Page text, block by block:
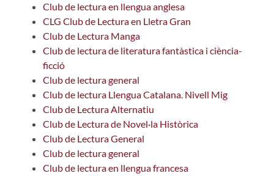
Club de lectura en llengua anglesa
CLG Club de Lectura en Lletra Gran
Club de Lectura Manga
Club de lectura de literatura fantàstica i ciència-
ficció
Club de lectura general
Club de lectura Llengua Catalana. Nivell Mig
Club de Lectura Alternatiu
Club de Lectura de Novel·la Històrica
Club de Lectura General
Club de lectura general
Club de lectura en llengua francesa